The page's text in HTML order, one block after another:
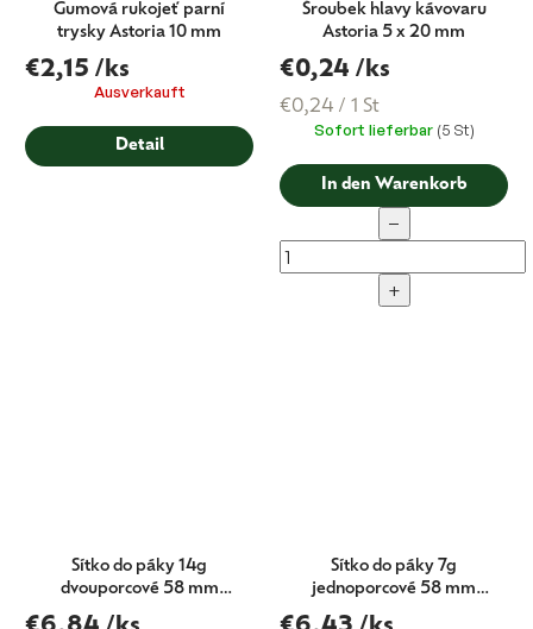
Gumová rukojeť parní
trysky Astoria 10 mm
€2,15 /ks
Ausverkauft
Detail
Šroubek hlavy kávovaru
Astoria 5 x 20 mm
€0,24 /ks
Verkaufspreis:
€0,24 / 1 St
Sofort lieferbar (5 St)
In den Warenkorb
−
+
Sítko do páky 14g
dvouporcové 58 mm
H.24,5
Sítko do páky 7g
jednoporcové 58 mm
H.19,5